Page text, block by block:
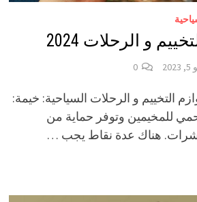
0
قائمة بأهم 10 لوازم التخييم و الرحلات السياحية: خيمة:
للمخيمين وتوفر حماية من
هناك عدة نقاط يجب …